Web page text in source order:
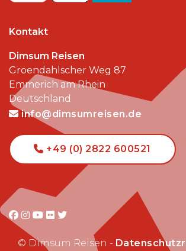
Kontakt
Dimsum Reisen
Groendahlscher Weg 87
Emmerich am Rhein
Deutschland
info@dimsumreisen.de
+49 (0) 2822 600521
© Dimsum Reisen -